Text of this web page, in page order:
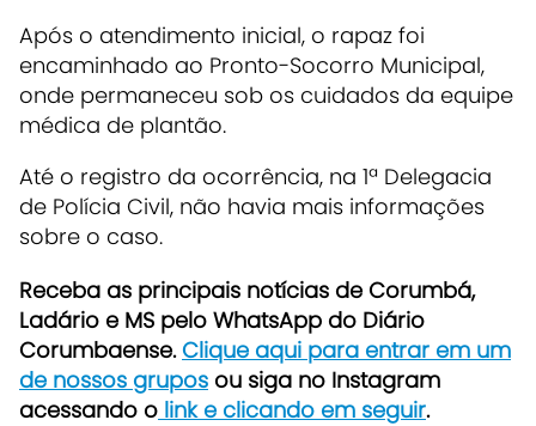
Após o atendimento inicial, o rapaz foi
encaminhado ao Pronto-Socorro Municipal,
onde permaneceu sob os cuidados da equipe
médica de plantão.
Até o registro da ocorrência, na 1ª Delegacia
de Polícia Civil, não havia mais informações
sobre o caso.
Receba as principais notícias de Corumbá,
Ladário e MS pelo WhatsApp do Diário
Corumbaense. Clique aqui para entrar em um
de nossos grupos ou siga no Instagram
acessando o link e clicando em seguir.